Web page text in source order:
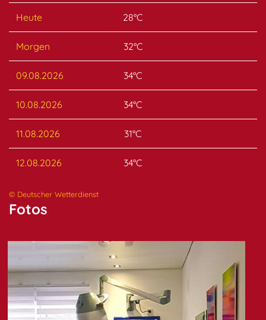
Heute 28°C
Morgen 32°C
09.08.2026 34°C
10.08.2026 34°C
11.08.2026 31°C
12.08.2026 34°C
© Deutscher Wetterdienst
Fotos